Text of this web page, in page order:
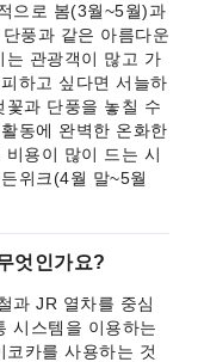
으로 봄(3월~5월)과
풍과 같은 아름다운
는 관광객이 많고 가
하고 싶다면 서늘하
과 단풍을 놓칠 수
동에 완벽한 온화한
용이 많이 드는 시
위크(4월 말~5월
엇인가요?
과 JR 열차를 중심
시스템을 이용하는
카를 사용하는 것